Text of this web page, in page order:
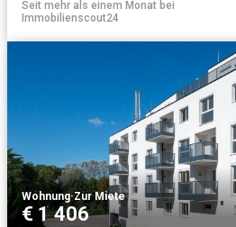
Seit mehr als einem Monat bei
Immobilienscout24
Wohnung·Zur Miete
€ 1 406